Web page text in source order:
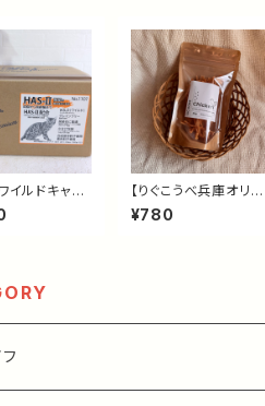
イルドキャッ
ム HAS-Ⅱ 1.
インフリー
【りぐこうべ兵庫オリジ
ナル】国産鶏ささみジャ
ーキー 35g｜無添加・
¥780